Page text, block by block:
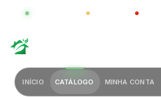
GLOBAL CHINA
INÍCIO CATÁLOGO MINHA CONTA